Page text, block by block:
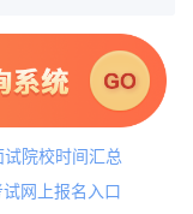
院校时间汇总
网上报名入口